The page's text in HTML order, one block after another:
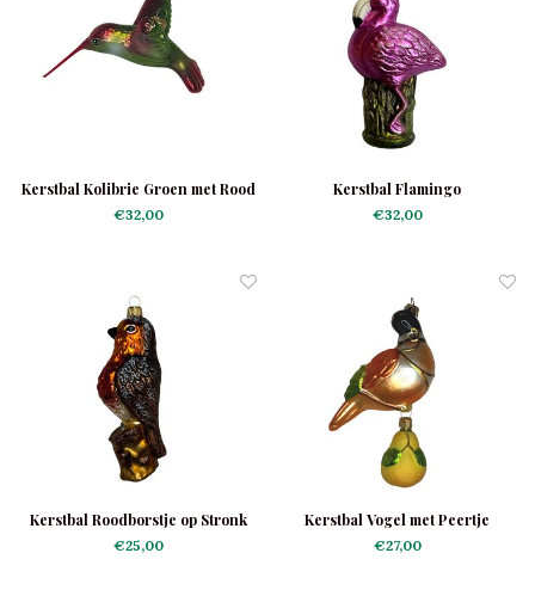
Kerstbal Kolibrie Groen met Rood
€32,00
Kerstbal Flamingo
€32,00
Kerstbal Roodborstje op Stronk
€25,00
Kerstbal Vogel met Peertje
€27,00